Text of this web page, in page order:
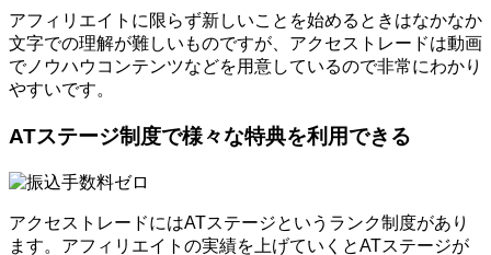
アフィリエイトに限らず新しいことを始めるときはなかなか
文字での理解が難しいものですが、アクセストレードは動画
でノウハウコンテンツなどを用意しているので非常にわかり
やすいです。
ATステージ制度で様々な特典を利用できる
アクセストレードにはATステージというランク制度があり
ます。アフィリエイトの実績を上げていくとATステージが